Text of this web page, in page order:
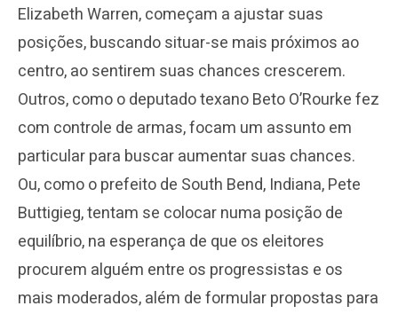
Elizabeth Warren, começam a ajustar suas
posições, buscando situar-se mais próximos ao
centro, ao sentirem suas chances crescerem.
Outros, como o deputado texano Beto O’Rourke fez
com controle de armas, focam um assunto em
particular para buscar aumentar suas chances.
Ou, como o prefeito de South Bend, Indiana, Pete
Buttigieg, tentam se colocar numa posição de
equilíbrio, na esperança de que os eleitores
procurem alguém entre os progressistas e os
mais moderados, além de formular propostas para